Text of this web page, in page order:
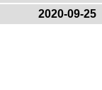
2020-09-25